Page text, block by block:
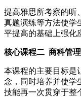
提高雅思所考察的听
真题演练等方法使学
平提高的基础上强化
核心课程二 商科管
本课程的主要目标是
念，同时培养并使学
技能再一次贯穿于整